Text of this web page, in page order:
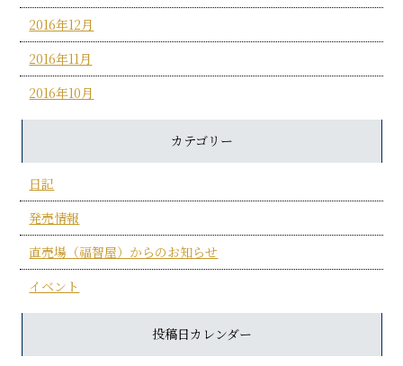
2016年12月
2016年11月
2016年10月
カテゴリー
日記
発売情報
直売場（福智屋）からのお知らせ
イベント
投稿日カレンダー